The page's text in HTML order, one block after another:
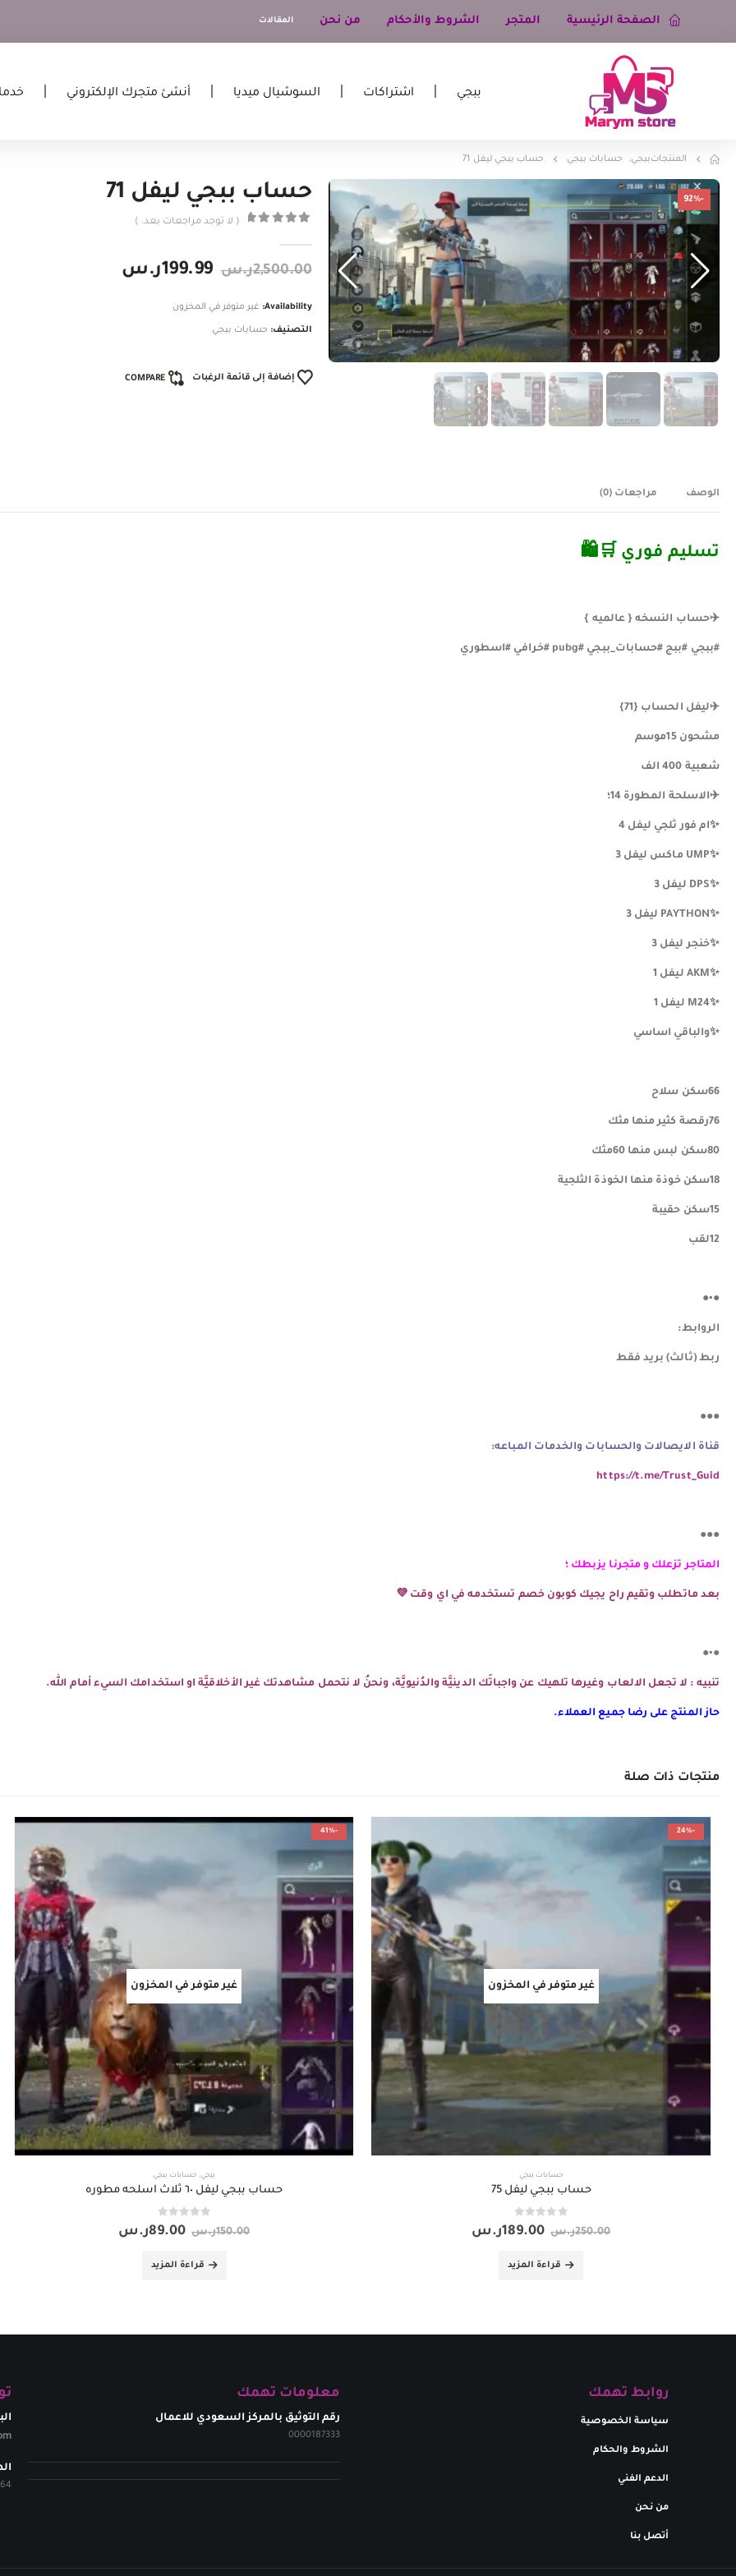
الصفحة الرئيسية المتجر الشروط والأحكام من نحن المقالات
ببجي اشتراكات السوشيال ميديا أنشئ متجرك الإلكتروني
المنتجاتببجي, حسابات ببجي حساب ببجي ليفل 71
-92% حساب ببجي ليفل 71
( لا توجد مراجعات بعد. )
2,500.00ر.س 199.99ر.س
Availability: غير متوفر في المخزون
التصنيف: حسابات ببجي
إضافة إلى قائمة الرغبات COMPARE
الوصف مراجعات (0)
تسليم فوري ️🛒🛍
✈️حساب النسخه { عالميه }
#ببجي #ببج #حسابات_ببجي #pubg #خرافي #اسطوري
✈️ليفل الحساب {71}
مشحون 15موسم
شعبية 400 الف
✈️الاسلحة المطورة 14؛
✨️ام فور ثلجي ليفل 4
✨️UMP ماكس ليفل 3
✨️DPS ليفل 3
✨️PAYTHON ليفل 3
✨️خنجر ليفل 3
✨️AKM ليفل 1
✨️M24 ليفل 1
✨️والباقي اساسي
66سكن سلاح
76رقصة كثير منها مثك
80سكن لبس منها 60مثك
18سكن خوذة منها الخوذة الثلجية
15سكن حقيبة
12لقب
●•●
الروابط:
ربط (ثالث) بريد فقط
●●●
قناة الايصالات والحسابات والخدمات المباعه:
https://t.me/Trust_Guid
●●●
المتاجر تزعلك و متجرنا يزبطك ؛
بعد ماتطلب وتقيم راح يجيك كوبون خصم تستخدمه في اي وقت 💜
●•●
تنبيه : لا تجعل الالعاب وغيرها تلهيك عن واجباتَك الدينيَّة والدُنيويَّة، ونحنُ لا نتحمل مشاهدتك غير الأخلاقيَّة او استخدامك السيء أمام الله.
حاز المنتج على رضا جميع العملاء.
منتجات ذات صلة
-24%
غير متوفر في المخزون
حسابات ببجي
حساب ببجي ليفل 75
250.00ر.س 189.00ر.س
قراءة المزيد
-41%
غير متوفر في المخزون
ببجي, حسابات ببجي
حساب ببجي ليفل ٦٠ ثلاث اسلحه مطوره
150.00ر.س 89.00ر.س
قراءة المزيد
روابط تهمك
سياسة الخصوصية
الشروط والحكام
الدعم الفني
من نحن
أتصل بنا
معلومات تهمك
رقم التوثيق بالمركز السعودي للاعمال
0000187333